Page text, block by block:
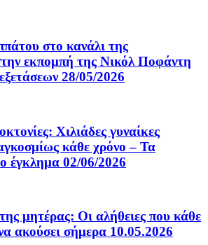
στο κανάλι της
εκπομπή της Νικόλ Ποφάντη
28/05/2026
Χιλιάδες γυναίκες
κάθε χρόνο – Τα
έγκλημα 02/06/2026
μητέρας: Οι αλήθειες που κάθε
ακούσει σήμερα 10.05.2026